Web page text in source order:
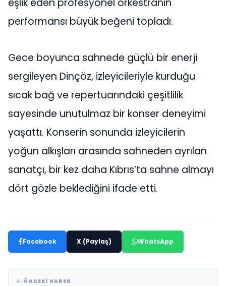
eşlik eden profesyonel orkestranın
performansı büyük beğeni topladı.
Gece boyunca sahnede güçlü bir enerji
sergileyen Dinçöz, izleyicileriyle kurduğu
sıcak bağ ve repertuarındaki çeşitlilik
sayesinde unutulmaz bir konser deneyimi
yaşattı. Konserin sonunda izleyicilerin
yoğun alkışları arasında sahneden ayrılan
sanatçı, bir kez daha Kıbrıs’ta sahne almayı
dört gözle beklediğini ifade etti.
Facebook X (Paylaş) WhatsApp
ÖNCEKI HABER